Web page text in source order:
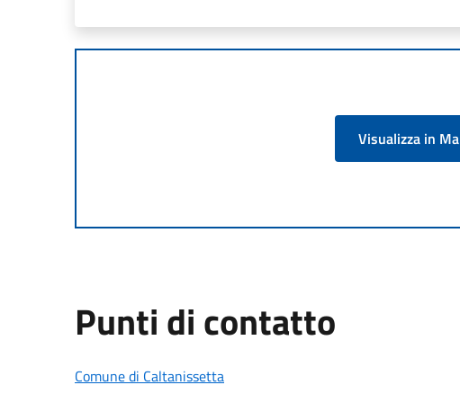
Visualizza in
Punti di contatto
Comune di Caltanissetta